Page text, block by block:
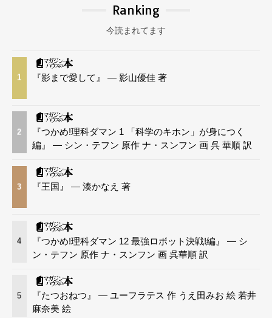
Ranking
今読まれてます
1 『影まで愛して』 — 影山優佳 著
2
『つかめ!理科ダマン 1 「科学のキホン」が身につく
編』 — シン・テフン 原作 ナ・スンフン 画 呉 華順 訳
3 『王国』 — 湊かなえ 著
4
『つかめ!理科ダマン 12 最強ロボット決戦!編』 — シ
ン・テフン 原作 ナ・スンフン 画 呉華順 訳
5
『たつおねつ』 — ユーフラテス 作 うえ田みお 絵 若井
麻奈美 絵